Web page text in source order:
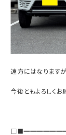
遠方にはなります
今後ともよろしくお